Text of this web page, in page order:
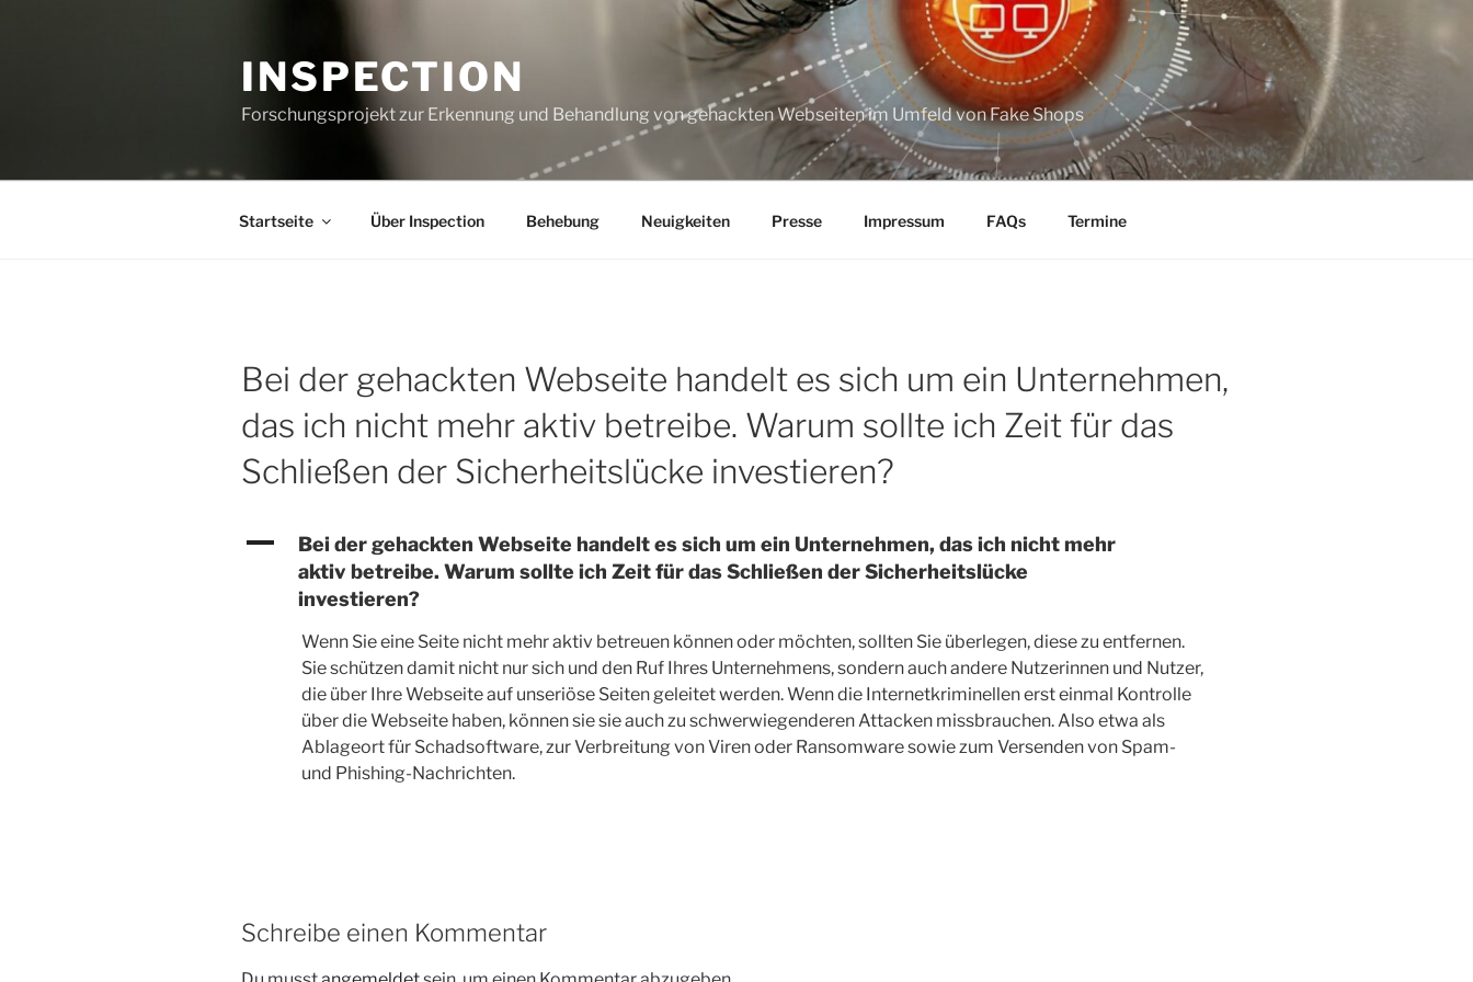
INSPECTION
Forschungsprojekt zur Erkennung und Behandlung von gehackten Webseiten im Umfeld von Fake Shops
Startseite Über Inspection Behebung Neuigkeiten Presse Impressum FAQs Termine
Bei der gehackten Webseite handelt es sich um ein Unternehmen,
das ich nicht mehr aktiv betreibe. Warum sollte ich Zeit für das
Schließen der Sicherheitslücke investieren?
A
Bei der gehackten Webseite handelt es sich um ein Unternehmen, das ich nicht mehr
aktiv betreibe. Warum sollte ich Zeit für das Schließen der Sicherheitslücke
investieren?
Wenn Sie eine Seite nicht mehr aktiv betreuen können oder möchten, sollten Sie überlegen, diese zu entfernen.
Sie schützen damit nicht nur sich und den Ruf Ihres Unternehmens, sondern auch andere Nutzerinnen und Nutzer,
die über Ihre Webseite auf unseriöse Seiten geleitet werden. Wenn die Internetkriminellen erst einmal Kontrolle
über die Webseite haben, können sie sie auch zu schwerwiegenderen Attacken missbrauchen. Also etwa als
Ablageort für Schadsoftware, zur Verbreitung von Viren oder Ransomware sowie zum Versenden von Spam-
und Phishing-Nachrichten.
Schreibe einen Kommentar